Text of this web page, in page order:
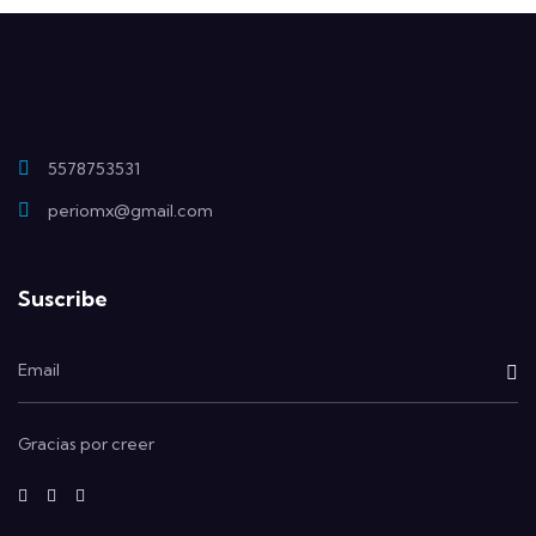
5578753531
periomx@gmail.com
Suscribe
Gracias por creer
fab fab